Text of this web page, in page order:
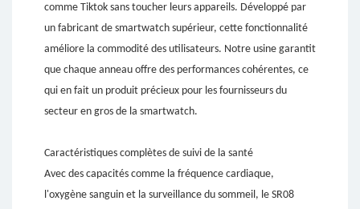
comme Tiktok sans toucher leurs appareils. Développé par
un fabricant de smartwatch supérieur, cette fonctionnalité
améliore la commodité des utilisateurs. Notre usine garantit
que chaque anneau offre des performances cohérentes, ce
qui en fait un produit précieux pour les fournisseurs du
secteur en gros de la smartwatch.
Caractéristiques complètes de suivi de la santé
Avec des capacités comme la fréquence cardiaque,
l'oxygène sanguin et la surveillance du sommeil, le SR08